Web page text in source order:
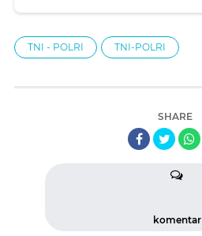
TNI - POLRI TNI-POLRI
SHARE
komentar